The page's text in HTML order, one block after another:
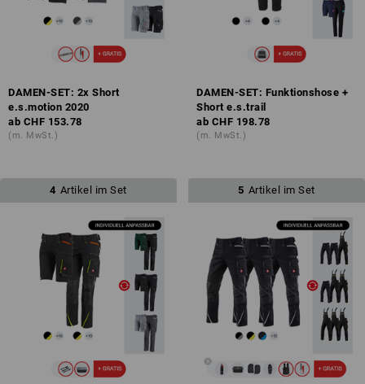
DAMEN-SET: 2x Short
e.s.motion 2020
ab CHF 153.78
(m. MwSt.)
DAMEN-SET: Funktionshose +
Short e.s.trail
ab CHF 198.78
(m. MwSt.)
4 Artikel im Set 5 Artikel im Set